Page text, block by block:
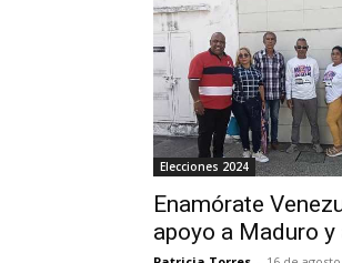
Elecciones 2024
Enamórate
apoyo a Maduro y